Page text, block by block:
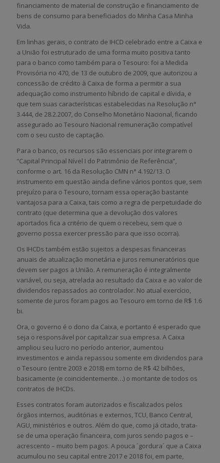
financiamento de material de construção e financiamento de
bens de consumo para beneficiados do Minha Casa Minha
Vida.
Em linhas gerais, o contrato de IHCD celebrado entre a Caixa e
a União foi estruturado de uma forma muito positiva tanto
para o banco como também para o Tesouro: foi a Medida
Provisória no 470, de 13 de outubro de 2009, que autorizou a
concessão de crédito à Caixa de forma a permitir a sua
adequação como instrumento híbrido de capital e dívida, e
que tem suas características estabelecidas na Resolução n°
3.444, de 28.2.2007, do Conselho Monetário Nacional, ficando
assegurado ao Tesouro Nacional remuneração compatível
com o seu custo de captação.
Para o banco, os recursos são essenciais por integrarem o
“Capital Principal Nível I do Patrimônio de Referência”,
conforme o art. 16 da Resolução CMN n° 4.192/13. O
instrumento em questão ainda define vários pontos que, sem
prejuízo para o Tesouro, tornam essa operação bastante
vantajosa para a Caixa, tais como a regra de perpetuidade do
contrato (que determina que a devolução dos valores
aportados fica a critério de quem o recebeu, sem que o
governo possa exercer pressão para que isso ocorra).
Os IHCDs também estão sujeitos a despesas financeiras
anuais de atualização monetária e juros remuneratórios que
devem ser pagos a União. A remuneração é integralmente
variável, ou seja, atrelada ao resultado da Caixa e ao valor de
dividendos repassados ao controlador. No atual exercício,
somente de juros foram pagos ao Tesouro em torno de R$ 1.6
bi.
Ora, o governo é o dono da Caixa, e portanto é esperado que
seja o responsável por capitalizar sua empresa. A Caixa
ampliou seu lucro no período anterior, aumentou
investimentos e ainda repassou somente em dividendos para
o Tesouro (entre 2003 e 2018) em torno de R$ 42 bilhões,
basicamente (e coincidentemente…) o montante de todos os
contratos de IHCDs.
Esses contratos foram autorizados e fiscalizados pelos
órgãos internos, auditórias e externos, TCU, Banco Central,
AGU, ministérios e outros. Além do que, como já citado, trata-
se de uma operação financeira, com juros sendo pagos e –
acrescento – muito bem pagos. A pouca ´gordura´ que a Caixa
acumulou no seu capital entre 2017 e 2018 foi, em parte,